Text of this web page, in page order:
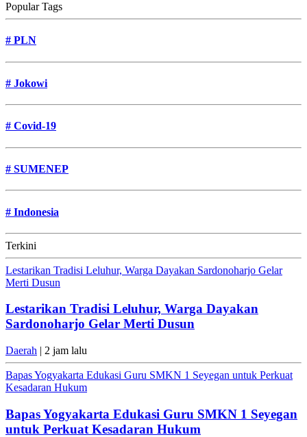
Popular Tags
# PLN
# Jokowi
# Covid-19
# SUMENEP
# Indonesia
Terkini
Lestarikan Tradisi Leluhur, Warga Dayakan Sardonoharjo Gelar
Merti Dusun
Lestarikan Tradisi Leluhur, Warga Dayakan
Sardonoharjo Gelar Merti Dusun
Daerah | 2 jam lalu
Bapas Yogyakarta Edukasi Guru SMKN 1 Seyegan untuk Perkuat
Kesadaran Hukum
Bapas Yogyakarta Edukasi Guru SMKN 1 Seyegan
untuk Perkuat Kesadaran Hukum